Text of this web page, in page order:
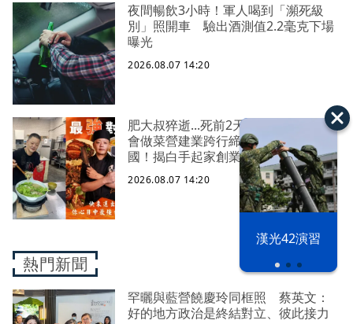
漢光42演習
夜間暢飲3小時！軍人喝到「瀕死級
別」照開車 驗出酒測值2.2毫克下場
曝光
2026.08.07 14:20
肥大叔猝逝...死前2天還在直播 從不
會做菜營建業跨行締造破億電商帝
國！揭白手起家創業祕辛
2026.08.07 14:20
熱門新聞
罕曬與藍營饒慶玲同框照 蔡英文：
好的地方政治是終結對立、彼此接力